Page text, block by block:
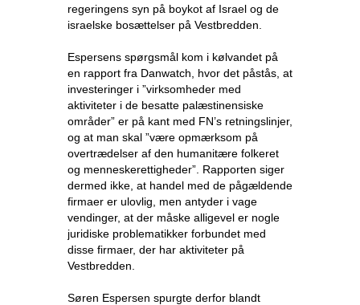
regeringens syn på boykot af Israel og de
israelske bosættelser på Vestbredden.
Espersens spørgsmål kom i kølvandet på
en rapport fra Danwatch, hvor det påstås, at
investeringer i ”virksomheder med
aktiviteter i de besatte palæstinensiske
områder” er på kant med FN’s retningslinjer,
og at man skal ”være opmærksom på
overtrædelser af den humanitære folkeret
og menneskerettigheder”. Rapporten siger
dermed ikke, at handel med de pågældende
firmaer er ulovlig, men antyder i vage
vendinger, at der måske alligevel er nogle
juridiske problematikker forbundet med
disse firmaer, der har aktiviteter på
Vestbredden.
Søren Espersen spurgte derfor blandt